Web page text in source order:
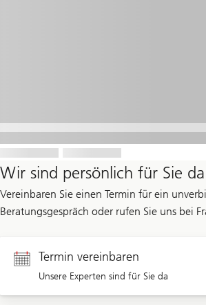
Wir sind persönlich für Sie da
Vereinbaren Sie einen Termin für ein
Beratungsgespräch oder rufen Sie uns bei
Termin vereinbaren
Unsere Experten sind für Sie da